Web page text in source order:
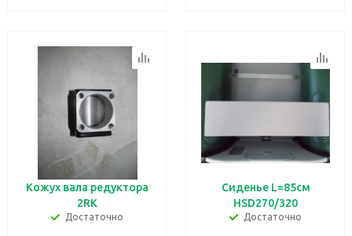
Кожух вала редуктора
2RK
Достаточно
Сиденье L=85см
HSD270/320
Достаточно